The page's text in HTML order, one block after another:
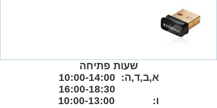
שעות פתיחה
א,ב,ד,ה: 10:00-14:00
ו: 10:00-13:00